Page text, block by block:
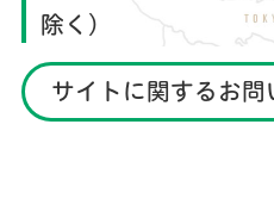
除く）
サイトに関するお問